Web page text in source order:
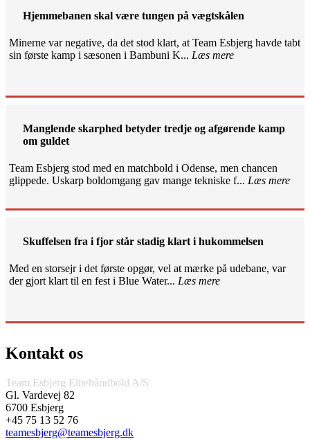
Hjemmebanen skal være tungen på vægtskålen
Minerne var negative, da det stod klart, at Team Esbjerg havde tabt
sin første kamp i sæsonen i Bambuni K... Læs mere
Manglende skarphed betyder tredje og afgørende kamp
om guldet
Team Esbjerg stod med en matchbold i Odense, men chancen
glippede. Uskarp boldomgang gav mange tekniske f... Læs mere
Skuffelsen fra i fjor står stadig klart i hukommelsen
Med en storsejr i det første opgør, vel at mærke på udebane, var
der gjort klart til en fest i Blue Water... Læs mere
Kontakt os
Team Esbjerg Elitehåndbold A/S
Gl. Vardevej 82
6700 Esbjerg
+45 75 13 52 76
teamesbjerg@teamesbjerg.dk